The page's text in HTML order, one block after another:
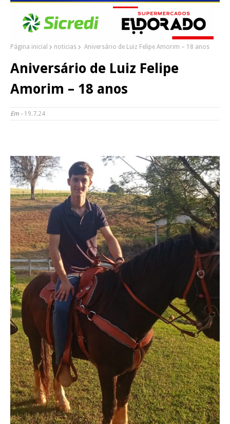
Página inicial noticias Aniversário de Luiz Felipe Amorim – 18 anos
Aniversário de Luiz Felipe
Amorim – 18 anos
Em - 19.7.24